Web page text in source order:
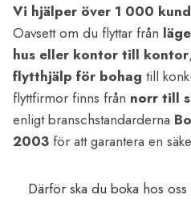
Vi hjälper över 1 000
Oavsett om du flyttar från
hus eller kontor till kontor
flytthjälp för bohag till
flyttfirmor finns från norr till
enligt branschstandarderna
2003 för att garantera en
Därför ska du boka hos